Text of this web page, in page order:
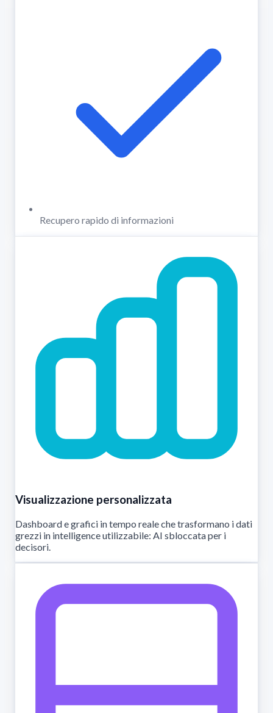
Recupero rapido di informazioni
Visualizzazione personalizzata
Dashboard e grafici in tempo reale che trasformano i dati
grezzi in intelligence utilizzabile: AI sbloccata per i
decisori.